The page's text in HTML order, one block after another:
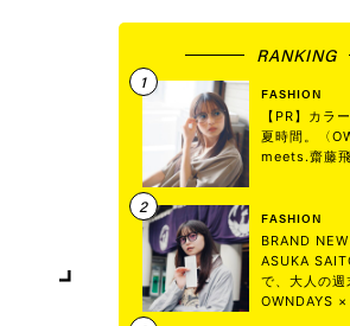
RANKING
FASHION
【PR】カラ
夏時間。〈
meets.齋藤飛
FASHION
BRAND
ASUKA
で、大人の週
OWNDAYS ×